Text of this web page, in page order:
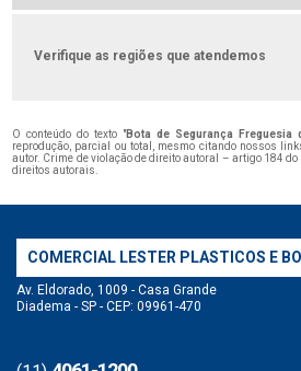
Verifique as regiões que atendemos
O conteúdo do texto "Bota de Segurança Freguesia
reprodução, parcial ou total, mesmo citando nossos
autor. Crime de violação de direito autoral – artigo 184 do
direitos autorais
COMERCIAL LESTER PLASTICOS E
Av. Eldorado, 1009 - Casa Grande
Diadema - SP - CEP: 09961-470